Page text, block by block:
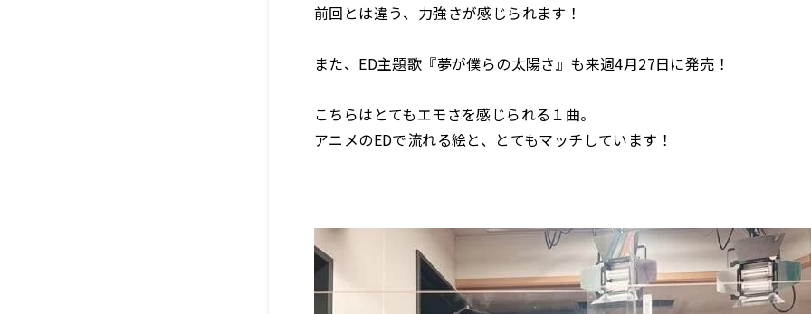
前回とは違う、力強さが感じられます！
また、ED主題歌『夢が僕らの太陽さ』も来週4月27日に発売！
こちらはとてもエモさを感じられる１曲。
アニメのEDで流れる絵と、とてもマッチしています！